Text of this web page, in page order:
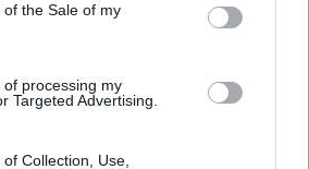
the Sale of my
processing my
Targeted Advertising.
Collection, Use,